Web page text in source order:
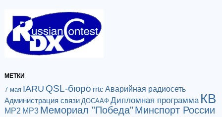
МЕТКИ
7 мая IARU QSL-бюро rrtc Аварийная радиосеть
Администрация связи ДОСААФ Дипломная программа КВ
МР2 МР3 Мемориал "Победа"Минспорт России